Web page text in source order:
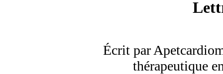
Écrit par
thérapeutique